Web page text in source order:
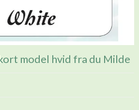
model hvid fra du Milde